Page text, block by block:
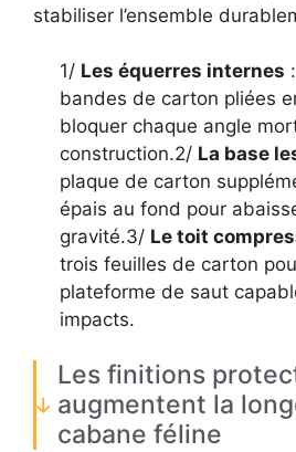
stabiliser l’ensemble
1/ Les équerres internes
bandes de carton pliées
bloquer chaque angle
construction.2/ La base
plaque de carton
épais au fond pour
gravité.3/ Le toit
trois feuilles de carton
plateforme de saut
impacts.
Les finitions
augmentent la
cabane féline